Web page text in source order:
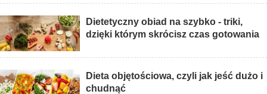
Dietetyczny obiad na szybko - triki,
dzięki którym skrócisz czas gotowania
Dieta objętościowa, czyli jak jeść dużo i
chudnąć